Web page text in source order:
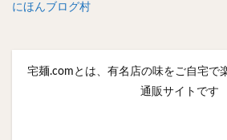
にほんブログ村
宅麺.comとは、有名店の味をご自宅で
通販サイトです